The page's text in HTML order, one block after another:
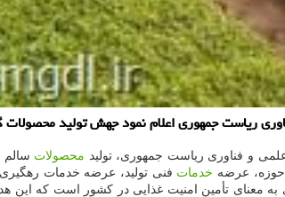
جمهوری اعلام نمود جهش تولید محصولات گواهی شده
و فناوری ریاست جمهوری، تولید محصولات سالم
حوزه، عرضه خدمات فنی تولید، عرضه خدمات
به معنای تأمین امنیت غذایی در کشور است که